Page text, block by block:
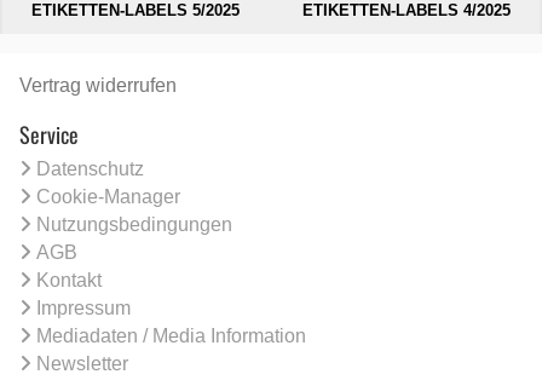
ETIKETTEN-LABELS 5/2025 ETIKETTEN-LABELS 4/2025
Vertrag widerrufen
Service
Datenschutz
Cookie-Manager
Nutzungsbedingungen
AGB
Kontakt
Impressum
Mediadaten / Media Information
Newsletter